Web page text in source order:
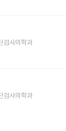
검사의학과
검사의학과